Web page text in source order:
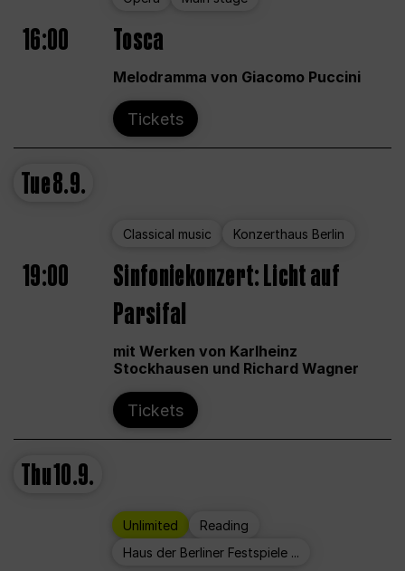
16:00 Tosca
Melodramma von Giacomo Puccini
Tickets
Tue8.9.
Classical music Konzerthaus Berlin
19:00
Sinfoniekonzert: Licht auf
Parsifal
mit Werken von Karlheinz
Stockhausen und Richard Wagner
Tickets
Thu10.9.
Unlimited
Reading
Haus der Berliner Festspiele ...